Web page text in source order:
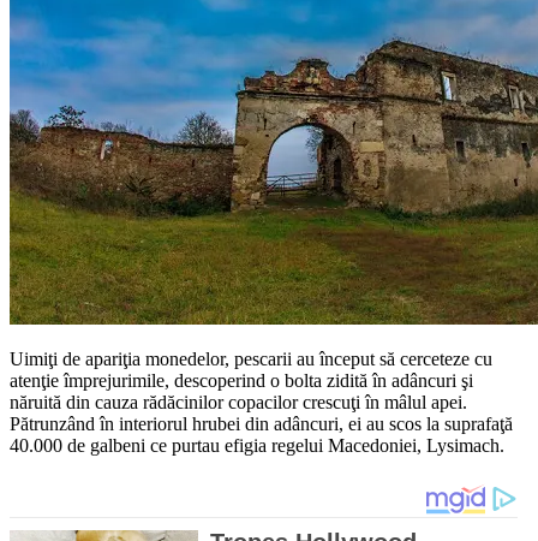
Uimiţi de apariţia monedelor, pescarii au început să cerceteze cu
atenţie împrejurimile, descoperind o bolta zidită în adâncuri şi
năruită din cauza rădăcinilor copacilor crescuţi în mâlul apei.
Pătrunzând în interiorul hrubei din adâncuri, ei au scos la suprafaţă
40.000 de galbeni ce purtau efigia regelui Macedoniei, Lysimach.